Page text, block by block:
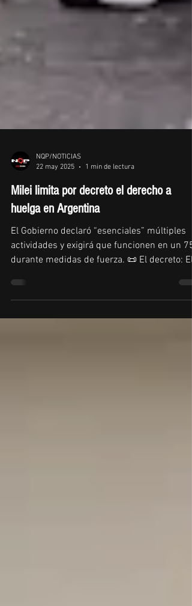
NQP/NOTICIAS
22 may 2025
Milei limita por decreto el derecho a
huelga en Argentina
El Gobierno declaró “esenciales” múltiples
actividades y exigirá que funcionen en un